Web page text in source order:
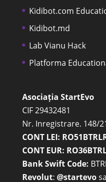
Kidibot.com
Kidibot.md
Lab Vianu Hack
Platforma
Asociația StartEvo
CIF 29432481
Nr. Inregistrare. 148/
CONT LEI:
CONT EUR:
Bank Swift Code:
Revolut: @startevo